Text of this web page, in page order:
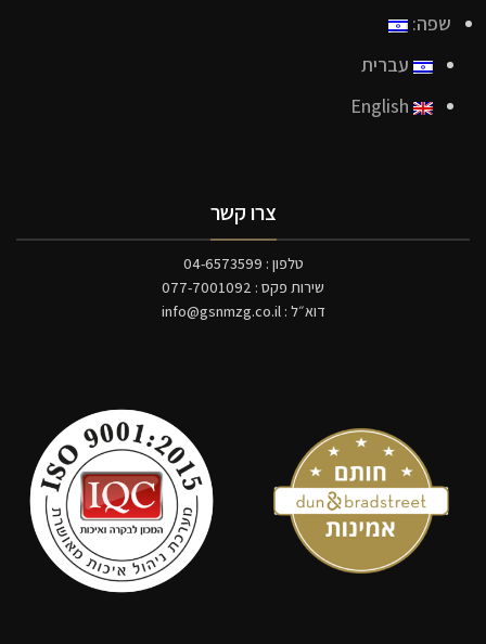
שפה:
עברית
צרו קשר
טלפון : 04-6573599
שירות פקס : 077-7001092
דוא״ל :info@gsnmzg.co.il